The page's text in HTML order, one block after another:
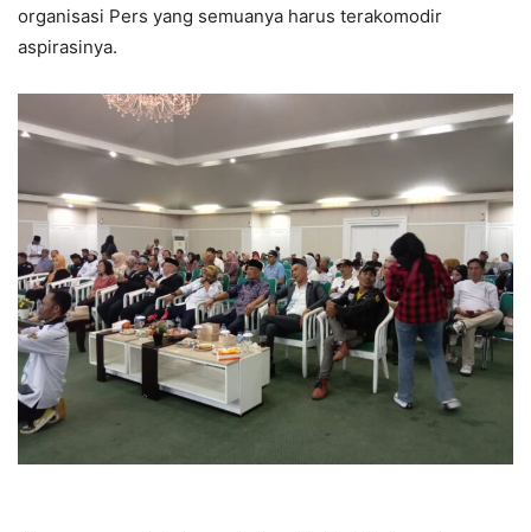
organisasi Pers yang semuanya harus terakomodir
aspirasinya.